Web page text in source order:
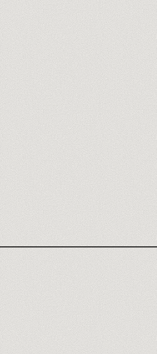
OPINIÓN BUBBLE ADALO FLUTTERFLOW
XANO